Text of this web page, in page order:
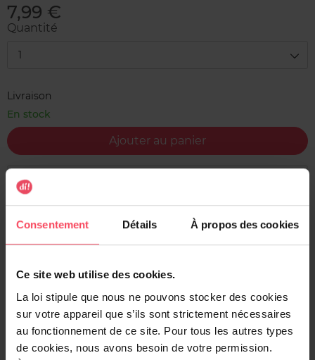
Consentement Détails À propos des cookies
Ce site web utilise des cookies.
La loi stipule que nous ne pouvons stocker des cookies
sur votre appareil que s’ils sont strictement nécessaires
au fonctionnement de ce site. Pour tous les autres types
de cookies, nous avons besoin de votre permission.
7,99 €
Quantité
1
Livraison
En stock
Ajouter au panier
Livraison gratuite à l'achat de min. 35€
Retour gratuit dans votre magasin
Expédition sous 24h
Description
Ces strips PureActive Charbon de Garnier SkinActive
retirent les points noirs rapidement et sans pression. Les